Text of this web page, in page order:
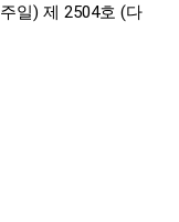
일) 제 2504호 (다